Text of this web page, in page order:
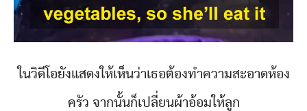
ในวิดีโอยังแสดงให้เห็นว่าเธอต้องทำความสะอาดห้อง
ครัว จากนั้นก็เปลี่ยนผ้าอ้อมให้ลูก